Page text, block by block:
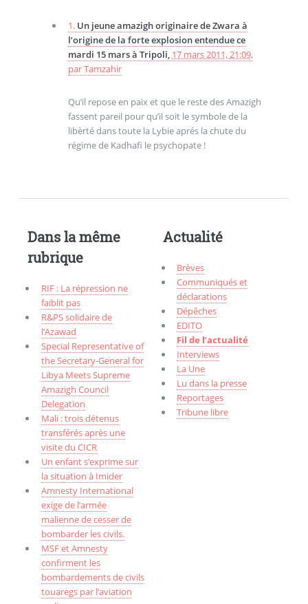
1. Un jeune amazigh originaire de Zwara à
l’origine de la forte explosion entendue ce
mardi 15 mars à Tripoli, 17 mars 2011, 21:09,
parTamzahir
Qu’il repose en paix et que le reste des Amazigh
fassent pareil pour qu’il soit le symbole de la
libèrté dans toute la Lybie aprés la chute du
régime de Kadhafi le psychopate !
Dans la même
rubrique
RIF : La répression ne
faiblit pas
R&PS solidaire de
l’Azawad
Special Representative of
the Secretary-General for
Libya Meets Supreme
Amazigh Council
Delegation
Mali : trois détenus
transférés après une
visite du CICR
Un enfant s’exprime sur
la situation à Imider
Amnesty International
exige de l’armée
malienne de cesser de
bombarder les civils.
MSF et Amnesty
confirment les
bombardements de civils
touaregs par l’aviation
Actualité
Brèves
Communiqués et
déclarations
Dépêches
EDITO
Fil de l’actualité
Interviews
La Une
Lu dans la presse
Reportages
Tribune libre